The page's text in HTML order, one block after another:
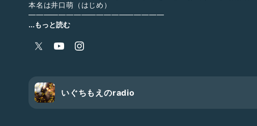
本名は井口萌（はじめ）
——————————————————
2021年5月より「表現活動」に力を入れた放課後等デイサービス立
インスタもプレイハウスつみきのものです。
中学校の頃から演劇を始めて、ずっと趣味として続けている。
#読書 #本 #人文 #哲学 #思想 #読書感想トーク配信中
...もっと読む
いぐちもえのradio